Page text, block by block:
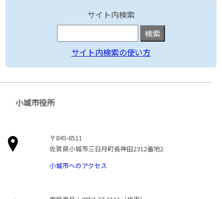
サイト内検索
サイト内検索の使い方
小城市役所
〒845-8511
佐賀県小城市三日月町長神田2312番地2
小城市へのアクセス